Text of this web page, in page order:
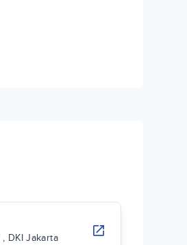
, DKI Jakarta